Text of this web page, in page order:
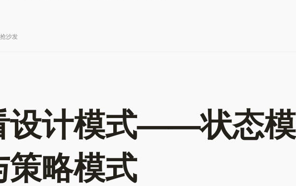
抢沙发
设计模式——状态模
策略模式